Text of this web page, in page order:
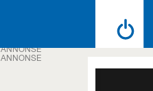
ANNONSE
ANNONSE